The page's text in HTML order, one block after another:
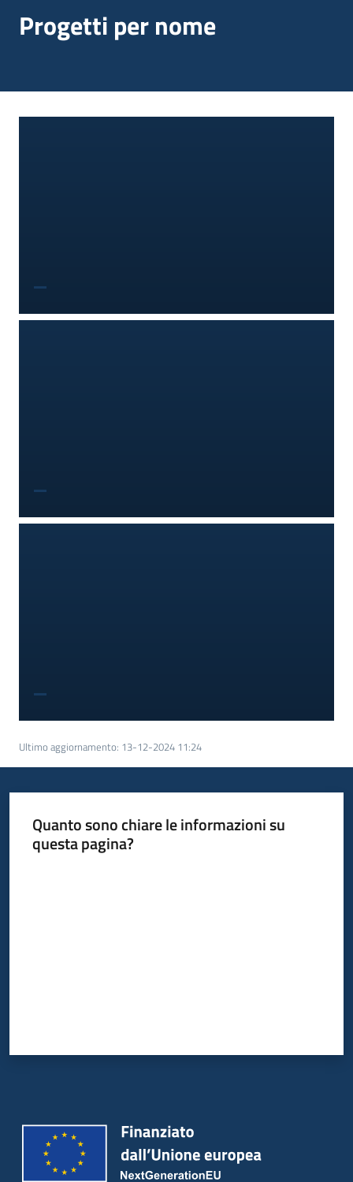
Progetti per nome
Ultimo aggiornamento: 13-12-2024 11:24
Quanto sono chiare le informazioni su
questa pagina?